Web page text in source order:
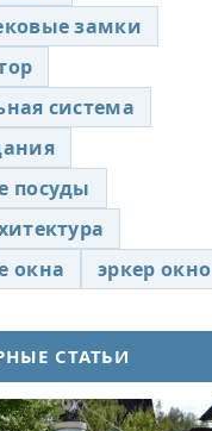
замки
система
посуды
окна
эркер окно
СТАТЬИ